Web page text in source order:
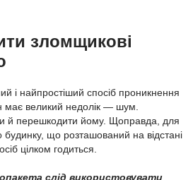
зломщикові
і найпростіший спосіб проникнення
має великий недолік — шум.
й перешкодити йому. Щоправда, для
будинку, що розташований на відстані
цілком годиться.
слід використовувати